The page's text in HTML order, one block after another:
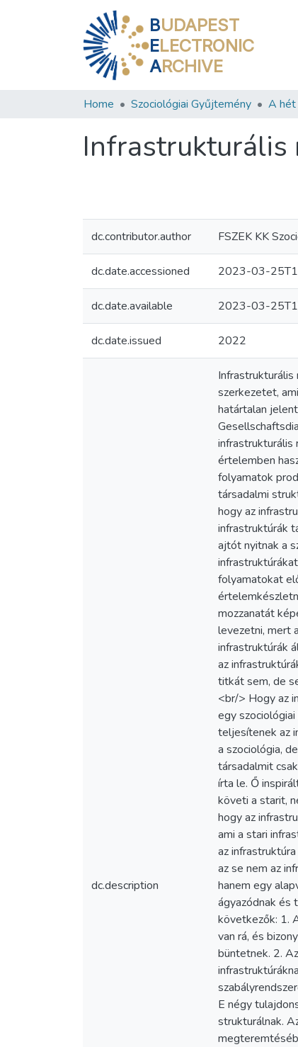
BUDAPEST
ELECTRONIC
ARCHIVE
Home Szociológiai Gyűjtemény
Infrastrukturális
dc.contributor.author FSZEK KK
dc.date.accessioned 2023-03-
dc.date.available 2023-03-
dc.date.issued 2022
dc.description
szerkezetet,
határtalan
infrastrukturális
értelemben
folyamatok
társadalmi
hogy az
infrastruktúrák
ajtót nyitnak a
folyamatokat
mozzanatát
levezetni, mert
infrastruktúrák
az
titkát sem, de
<br/> Hogy az
egy
teljesítenek az
a szociológia,
társadalmit
írta le. Ő
követi a starit,
hogy az
ami a stari
az
az se nem az
hanem egy
ágyazódnak és
következők: 1.
van rá, és
büntetnek. 2.
E négy
strukturálnak.